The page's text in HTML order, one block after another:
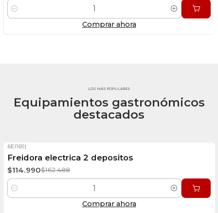
Cantidad
Comprar ahora
LOS MÁS POPULARES
Equipamientos gastronómicos
destacados
-29%OFF
Stock disponible
6EI169|
Freidora electrica 2 depositos
$114.990$162.488
Cantidad
Comprar ahora